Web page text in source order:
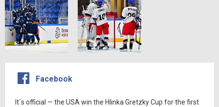
Facebook
It´s official — the USA win the Hlinka Gretzky Cup for the first